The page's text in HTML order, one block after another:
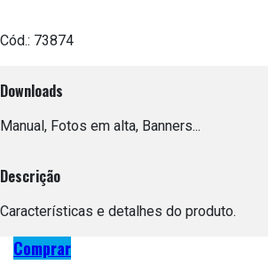
Cód.: 73874
Downloads
Manual, Fotos em alta, Banners...
Descrição
Características e detalhes do produto.
Comprar